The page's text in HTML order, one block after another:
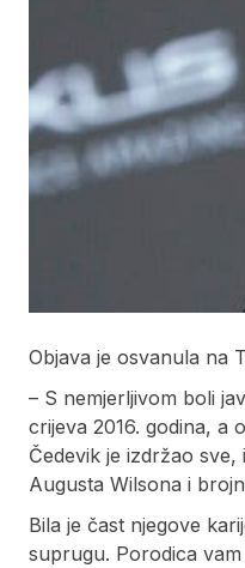
Objava je osvanula na
– S nemjerljivom boli
crijeva 2016. godina, a
Čedevik je izdržao
Augusta Wilsona i
Bila je čast njegove
suprugu. Porodica